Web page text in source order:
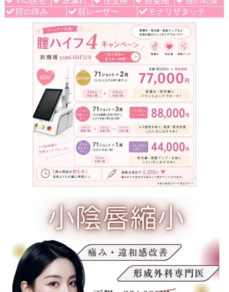
腟の痒み
腟レーザー モナリザタッチ